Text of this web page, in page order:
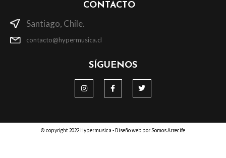
CONTACTO
Santiago, Chile.
contacto@hypermusica.cl
SÍGUENOS
© copyright 2022 Hypermusica - Diseño web por Somos Arrecife